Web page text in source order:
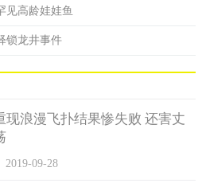
后背也是相近脊椎骨突起的样子，
伙儿正探讨得如火如荼之际，许多
龙凤凰的确有那么一些差不多，
山峰，这一冰川山峰外观设计很像
动时较大水流量出现在冰川表
见高龄娃娃鱼
锁龙井事件
现浪漫飞扑结果惨失败 还害丈
2019-09-28